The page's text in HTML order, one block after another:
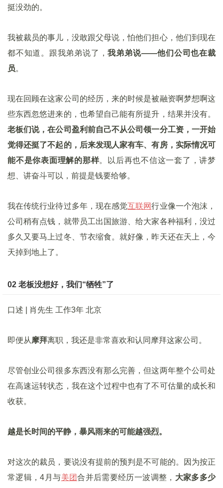
挺没劲的。
我被裁员的事儿，没敢跟父母说，怕他们担心，他们到现在
都不知道。跟我弟弟说了，我弟弟说——他们公司也在裁
员。
现在回顾在这家公司的经历，来的时候是被融资啊梦想啊这
些东西忽悠进来的，也希望自己能有所提升，结果并没有。
老板们说，在公司盈利前自己不从公司领一分工资，一开始
觉得还挺了不起的，后来发现人家有车、有房，实际情况可
能不是你表面理解的那样。以后再也不信这一套了，讲梦
想、讲奋斗可以，前提是钱要给够。
我在传统行业待过多年，现在感觉互联网行业像一个泡沫，
公司稍有点钱，就带员工出国旅游、给大家各种福利，没过
多久又要马上过冬、节衣缩食。就好像，昨天还在天上，今
天掉到地上了。
02 老板没想好，我们“牺牲”了
口述 | 肖先生 工作3年 北京
即便从摩拜离职，我还是非常喜欢和认同摩拜这家公司。
尽管创业公司很多东西没有那么完善，但这两年整个公司处
在高速运转状态，我在这个过程中也有了不可估量的成长和
收获。
越是长时间的平静，暴风雨来的可能越强烈。
对这次的裁员，要说没有提前的预判是不可能的。因为按正
常逻辑，4月与美团合并后需要经历一波调整， 大家多多少